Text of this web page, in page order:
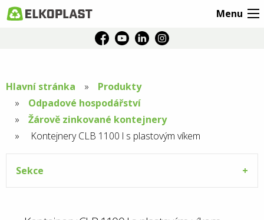
Menu
Hlavní stránka
Produkty
Odpadové hospodářství
Žárově zinkované kontejnery
Aktuální
stránka:
Kontejnery CLB 1100 l s plastovým víkem
Sekce